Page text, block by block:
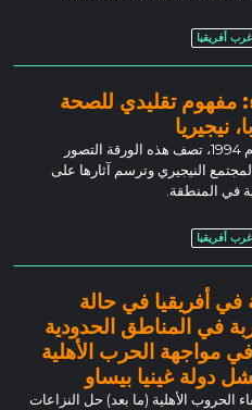
أفريقيا
مفهوم تقليدي للصحة
نيجيريا
في ظل خلفية نتائج مؤتمر القاهرة عام 1994، تصف هذه الورقة التصور
النيجيري وترسم آثارها على
في المنطقة.
أفريقيا
أفريقيا في حالة
في المناطق الحدودية
مواجهة الحرب الأهلية
دولة غينيا بيساو
الحروب الأهلية (ما بعد) حل النزاعات